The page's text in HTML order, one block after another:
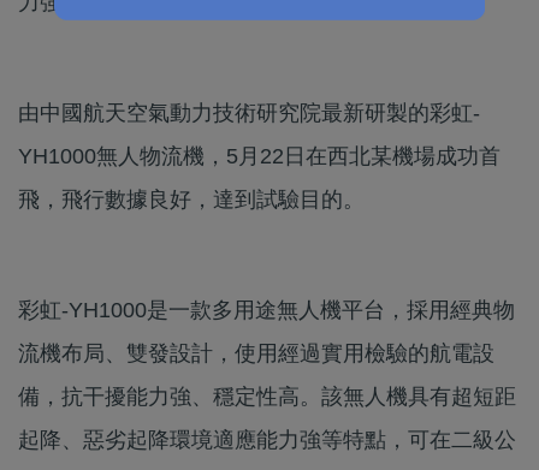
由中國航天空氣動力技術研究院最新研製的彩虹-
YH1000無人物流機，5月22日在西北某機場成功首
飛，飛行數據良好，達到試驗目的。
彩虹-YH1000是一款多用途無人機平台，採用經典物
流機布局、雙發設計，使用經過實用檢驗的航電設
備，抗干擾能力強、穩定性高。該無人機具有超短距
起降、惡劣起降環境適應能力強等特點，可在二級公